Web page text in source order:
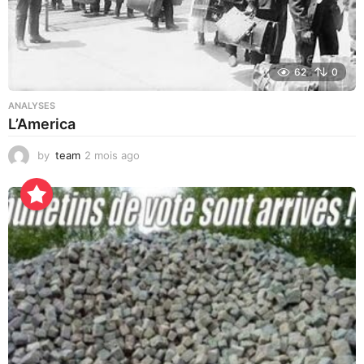
62 0
ANALYSES
L’America
by team 2 mois ago
u
r
s
a
g
o